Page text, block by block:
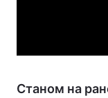
Станом на